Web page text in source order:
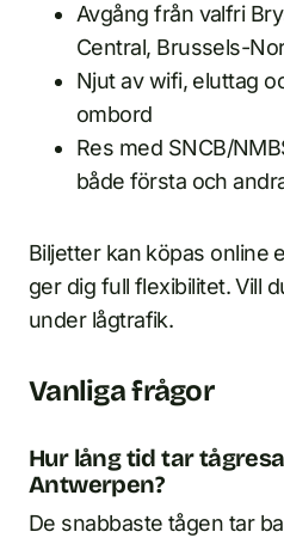
Avgång från valfri
Central, Brussels-
Njut av wifi, eluttag
ombord
Res med SNCB/
både första och
Biljetter kan köpas online
ger dig full flexibilitet. Vill
under lågtrafik.
Vanliga frågor
Hur lång tid tar
Antwerpen?
De snabbaste tågen tar